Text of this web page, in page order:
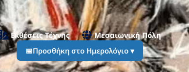
Εκθέσεις Τέχνης
Μεσαιωνική Πόλη
📅Προσθήκη στο Ημερολόγιο ▾